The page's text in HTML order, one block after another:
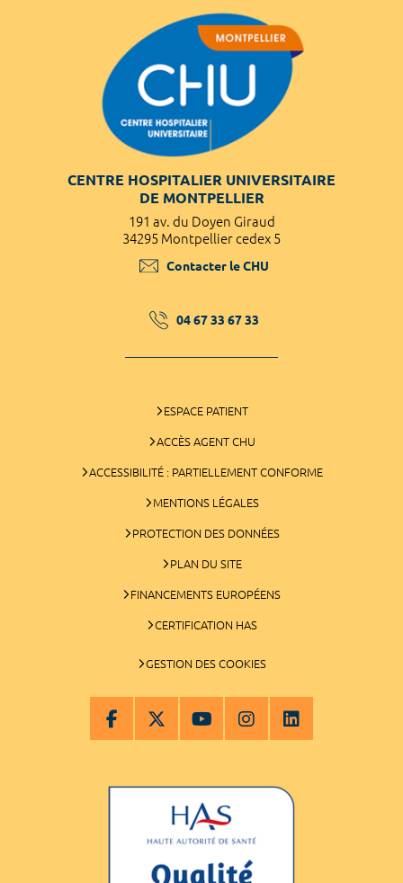
CENTRE HOSPITALIER UNIVERSITAIRE
DE MONTPELLIER
191 av. du Doyen Giraud
34295 Montpellier cedex 5
Contacter le CHU
04 67 33 67 33
ESPACE PATIENT
ACCÈS AGENT CHU
ACCESSIBILITÉ : PARTIELLEMENT CONFORME
MENTIONS LÉGALES
PROTECTION DES DONNÉES
PLAN DU SITE
FINANCEMENTS EUROPÉENS
CERTIFICATION HAS
GESTION DES COOKIES